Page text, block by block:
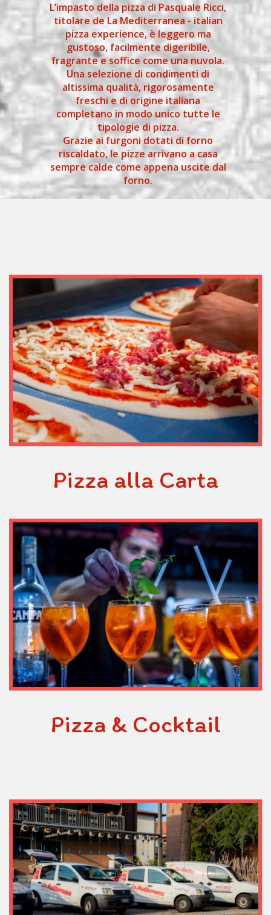
L’impasto della pizza di Pasquale Ricci,
titolare de La Mediterranea - italian
pizza experience, è leggero ma
gustoso, facilmente digeribile,
fragrante e soffice come una nuvola.
Una selezione di condimenti di
altissima qualità, rigorosamente
freschi e di origine italiana
completano in modo unico tutte le
tipologie di pizza.
Grazie ai furgoni dotati di forno
riscaldato, le pizze arrivano a casa
sempre calde come appena uscite dal
forno.
Pizza alla Carta
Pizza & Cocktail